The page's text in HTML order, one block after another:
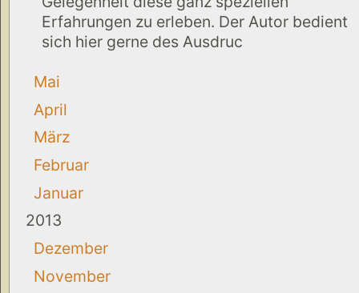
Erfahrungen zu erleben. Der Autor bedient
sich hier gerne des Ausdruc
Mai
April
März
Februar
Januar
2013
Dezember
November